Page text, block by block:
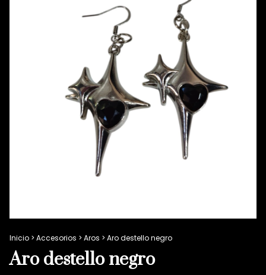
Inicio > Accesorios > Aros > Aro destello negro
Aro destello negro